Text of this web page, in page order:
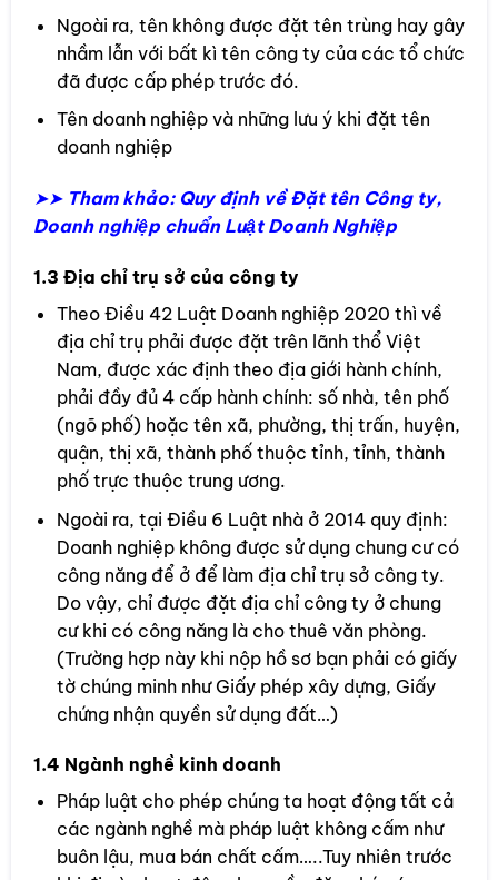
Ngoài ra, tên không được đặt tên trùng hay gây
nhầm lẫn với bất kì tên công ty của các tổ chức
đã được cấp phép trước đó.
Tên doanh nghiệp và những lưu ý khi đặt tên
doanh nghiệp
➤➤ Tham khảo: Quy định về Đặt tên Công ty,
Doanh nghiệp chuẩn Luật Doanh Nghiệp
1.3 Địa chỉ trụ sở của công ty
Theo Điều 42 Luật Doanh nghiệp 2020 thì về
địa chỉ trụ phải được đặt trên lãnh thổ Việt
Nam, được xác định theo địa giới hành chính,
phải đầy đủ 4 cấp hành chính: số nhà, tên phố
(ngõ phố) hoặc tên xã, phường, thị trấn, huyện,
quận, thị xã, thành phố thuộc tỉnh, tỉnh, thành
phố trực thuộc trung ương.
Ngoài ra, tại Điều 6 Luật nhà ở 2014 quy định:
Doanh nghiệp không được sử dụng chung cư có
công năng để ở để làm địa chỉ trụ sở công ty.
Do vậy, chỉ được đặt địa chỉ công ty ở chung
cư khi có công năng là cho thuê văn phòng.
(Trường hợp này khi nộp hồ sơ bạn phải có giấy
tờ chúng minh như Giấy phép xây dựng, Giấy
chứng nhận quyền sử dụng đất…)
1.4 Ngành nghề kinh doanh
Pháp luật cho phép chúng ta hoạt động tất cả
các ngành nghề mà pháp luật không cấm như
buôn lậu, mua bán chất cấm…..Tuy nhiên trước